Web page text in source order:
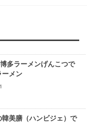
多ラーメンげんこつで
ーメン
美膳（ハンビジェ）で